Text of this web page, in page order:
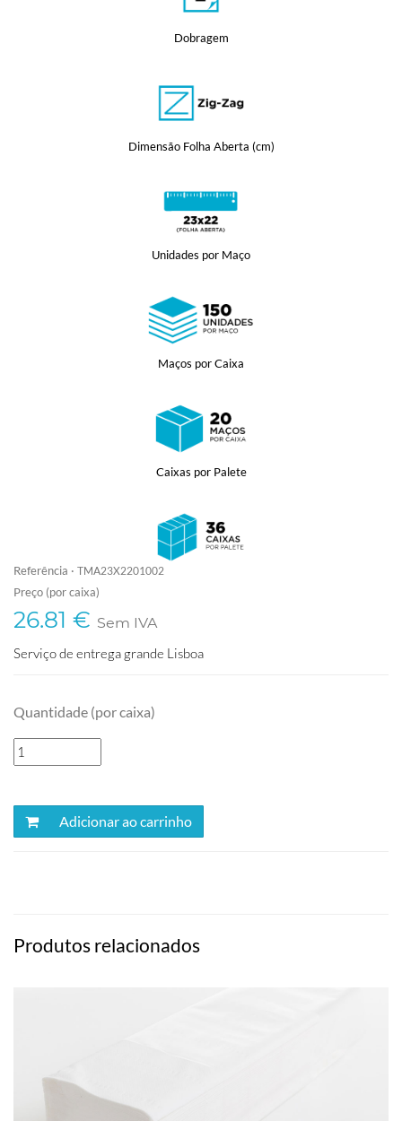
Dobragem
Dimensão Folha Aberta (cm)
Unidades por Maço
Maços por Caixa
Caixas por Palete
Referência · TMA23X2201002
Preço (por caixa)
26.81 € Sem IVA
Serviço de entrega grande Lisboa
Quantidade (por caixa)
Adicionar ao carrinho
Produtos relacionados